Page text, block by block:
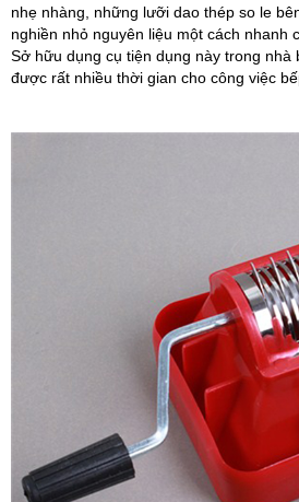
nhẹ nhàng, những lưỡi dao thép so le
nghiền nhỏ nguyên liệu một cách nhanh
Sở hữu dụng cụ tiện dụng này trong nhà
được rất nhiều thời gian cho công việc